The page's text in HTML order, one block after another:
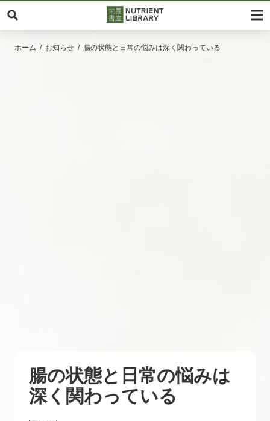
ホーム お知らせ 腸の状態と日常の悩みは深く関わっている
腸の状態と日常の悩みは
深く関わっている